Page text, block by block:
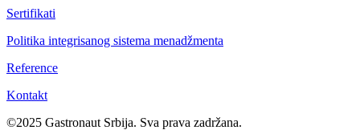
Sertifikati
Politika integrisanog sistema menadžmenta
Reference
Kontakt
©2025 Gastronaut Srbija. Sva prava zadržana.